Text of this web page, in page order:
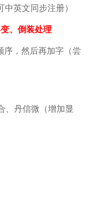
英文同步注册）
、倒装处理
序，然后再加字（尝
、丹信微（增加显